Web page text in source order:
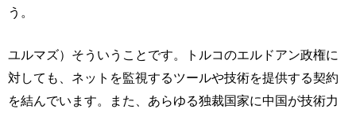
う。
ユルマズ）そういうことです。トルコのエルドアン政権に
対しても、ネットを監視するツールや技術を提供する契約
を結んでいます。また、あらゆる独裁国家に中国が技術力